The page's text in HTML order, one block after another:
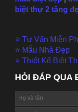
biệt thự 2 tầng
⭐ Tư Vấn Miễn
⭐ Mẫu Nhà Đẹp
⭐ Thiết Kế Biệt
HỎI ĐÁP QUA